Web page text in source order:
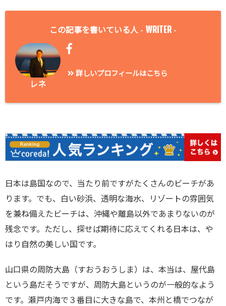
この記事を書いている人 - WRITER -
レネ
詳しいプロフィールはこちら
日本は島国なので、当たり前ですがたくさんのビーチがあ
ります。でも、白い砂浜、透明な海水、リゾートの雰囲気
を兼ね備えたビーチは、沖縄や離島以外であまりないのが
残念です。ただし、探せば期待に応えてくれる日本は、や
はり自然の美しい国です。
山口県の周防大島（すおうおうしま）は、本当は、屋代島
という島だそうですが、周防大島というのが一般的なよう
です。瀬戸内海で３番目に大きな島で、本州と橋でつなが